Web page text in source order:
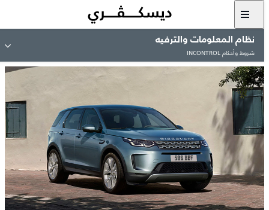
نظام المعلومات والترفيه
شروط وأحكام INCONTROL